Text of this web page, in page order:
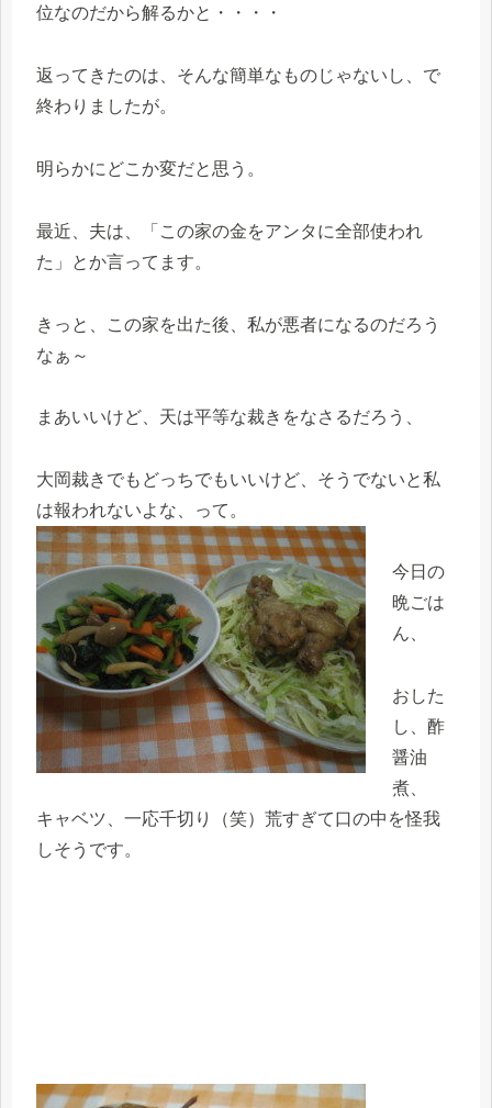
位なのだから解るかと・・・・
返ってきたのは、そんな簡単なものじゃないし、で
終わりましたが。
明らかにどこか変だと思う。
最近、夫は、「この家の金をアンタに全部使われ
た」とか言ってます。
きっと、この家を出た後、私が悪者になるのだろう
なぁ～
まあいいけど、天は平等な裁きをなさるだろう、
大岡裁きでもどっちでもいいけど、そうでないと私
は報われないよな、って。
今日の
晩ごは
ん、
おした
し、酢
醤油
煮、
キャベツ、一応千切り（笑）荒すぎて口の中を怪我
しそうです。